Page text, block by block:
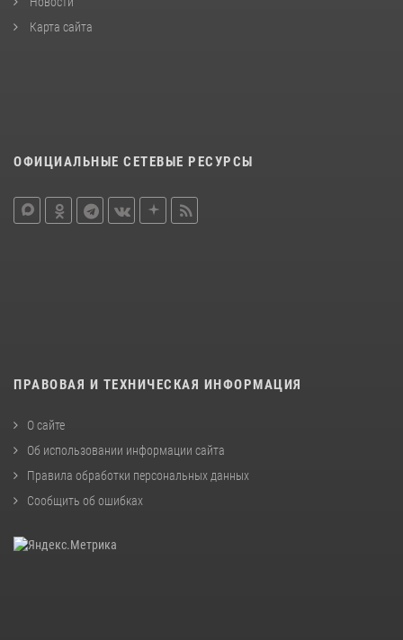
Карта сайта
ОФИЦИАЛЬНЫЕ СЕТЕВЫЕ РЕСУРСЫ
ПРАВОВАЯ И ТЕХНИЧЕСКАЯ ИНФОРМАЦИЯ
О сайте
Об использовании информации сайта
Правила обработки персональных данных
Сообщить об ошибках